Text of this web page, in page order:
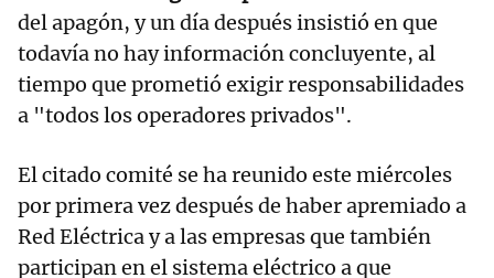
del apagón, y un día después insistió en que
todavía no hay información concluyente, al
tiempo que prometió exigir responsabilidades
a "todos los operadores privados".
El citado comité se ha reunido este miércoles
por primera vez después de haber apremiado a
Red Eléctrica y a las empresas que también
participan en el sistema eléctrico a que